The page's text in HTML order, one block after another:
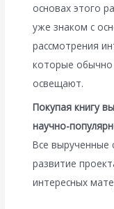
основах этого
уже знаком с
рассмотрения
которые обычно
освещают.
Покупая книгу
научно-
Все вырученные
развитие
интересных